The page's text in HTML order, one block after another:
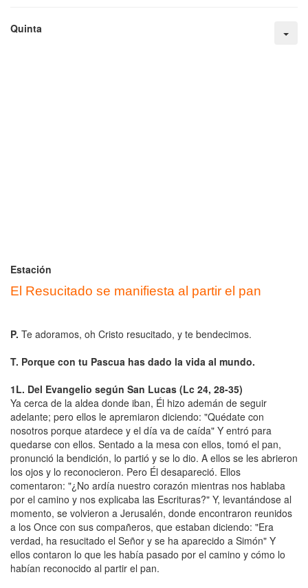
Quinta
Estación
El Resucitado se manifiesta al partir el pan
P. Te adoramos, oh Cristo resucitado, y te bendecimos.
T. Porque con tu Pascua has dado la vida al mundo.
1L. Del Evangelio según San Lucas (Lc 24, 28-35)
Ya cerca de la aldea donde iban, Él hizo ademán de seguir
adelante; pero ellos le apremiaron diciendo: "Quédate con
nosotros porque atardece y el día va de caída" Y entró para
quedarse con ellos. Sentado a la mesa con ellos, tomó el pan,
pronunció la bendición, lo partió y se lo dio. A ellos se les abrieron
los ojos y lo reconocieron. Pero Él desapareció. Ellos
comentaron: "¿No ardía nuestro corazón mientras nos hablaba
por el camino y nos explicaba las Escrituras?" Y, levantándose al
momento, se volvieron a Jerusalén, donde encontraron reunidos
a los Once con sus compañeros, que estaban diciendo: "Era
verdad, ha resucitado el Señor y se ha aparecido a Simón" Y
ellos contaron lo que les había pasado por el camino y cómo lo
habían reconocido al partir el pan.